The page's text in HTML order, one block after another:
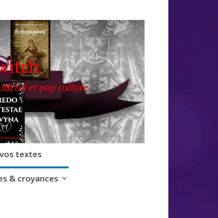
et pop culture
textes
& croyances